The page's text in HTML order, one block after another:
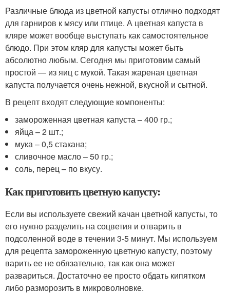
Различные блюда из цветной капусты отлично подходят
для гарниров к мясу или птице. А цветная капуста в
кляре может вообще выступать как самостоятельное
блюдо. При этом кляр для капусты может быть
абсолютно любым. Сегодня мы приготовим самый
простой — из яиц с мукой. Такая жареная цветная
капуста получается очень нежной, вкусной и сытной.
В рецепт входят следующие компоненты:
замороженная цветная капуста – 400 гр.;
яйца – 2 шт.;
мука – 0,5 стакана;
сливочное масло – 50 гр.;
соль, перец – по вкусу.
Как приготовить цветную капусту:
Если вы используете свежий качан цветной капусты, то
его нужно разделить на соцветия и отварить в
подсоленной воде в течении 3-5 минут. Мы используем
для рецепта замороженную цветную капусту, поэтому
варить ее не обязательно, так как она может
развариться. Достаточно ее просто обдать кипятком
либо разморозить в микроволновке.